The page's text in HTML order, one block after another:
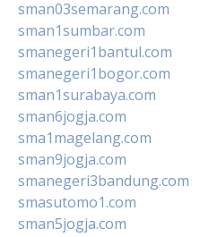
sman03semarang.com
sman1sumbar.com
smanegeri1bantul.com
smanegeri1bogor.com
sman1surabaya.com
sman6jogja.com
sma1magelang.com
sman9jogja.com
smanegeri3bandung.com
smasutomo1.com
sman5jogja.com